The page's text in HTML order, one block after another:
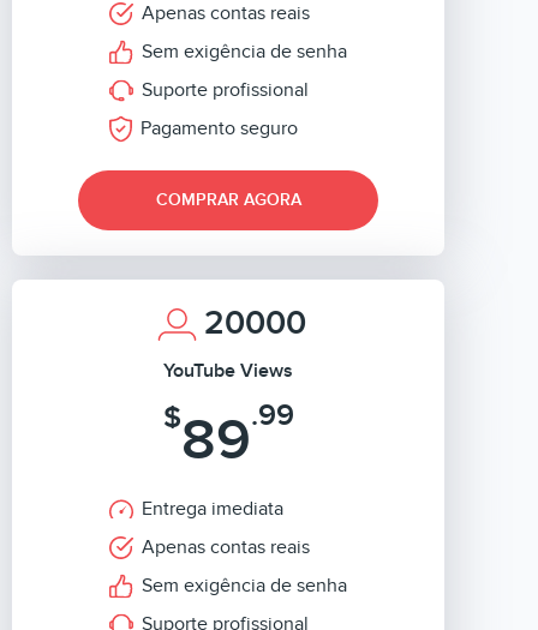
Apenas contas reais
Sem exigência de senha
Suporte profissional
Pagamento seguro
COMPRAR AGORA
20000
YouTube Views
$89.99
Entrega imediata
Apenas contas reais
Sem exigência de senha
Suporte profissional